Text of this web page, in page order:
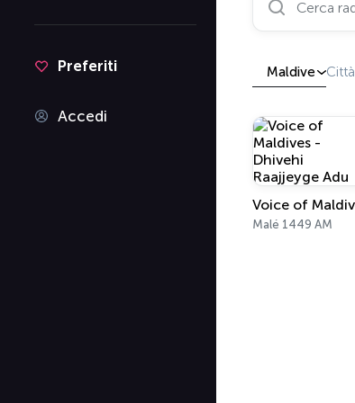
Preferiti
Accedi
Maldive Città
Malé 1449 AM